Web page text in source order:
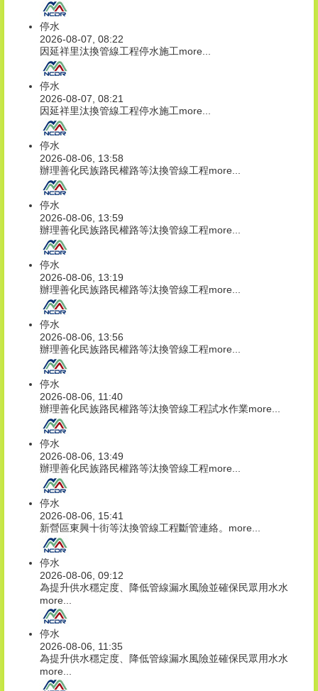
停水
2026-08-07, 08:22
因延祥里汰換管線工程停水施工more...
停水
2026-08-07, 08:21
因延祥里汰換管線工程停水施工more...
停水
2026-08-06, 13:58
辦理善化民族路民權路等汰換管線工程more...
停水
2026-08-06, 13:59
辦理善化民族路民權路等汰換管線工程more...
停水
2026-08-06, 13:19
辦理善化民族路民權路等汰換管線工程more...
停水
2026-08-06, 13:56
辦理善化民族路民權路等汰換管線工程more...
停水
2026-08-06, 11:40
辦理善化民族路民權路等汰換管線工程試水作業more...
停水
2026-08-06, 13:49
辦理善化民族路民權路等汰換管線工程more...
停水
2026-08-06, 15:41
新營區東興十街等汰換管線工程斷管連絡。 more...
停水
2026-08-06, 09:12
為提升供水穩定度、降低管線漏水風險並確保民眾用水水
more...
停水
2026-08-06, 11:35
為提升供水穩定度、降低管線漏水風險並確保民眾用水水
more...